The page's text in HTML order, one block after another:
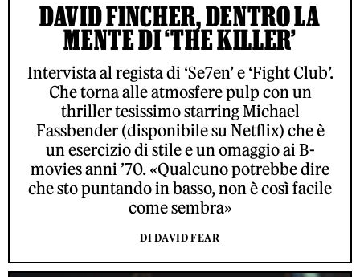
DAVID FINCHER, DENTRO LA
MENTE DI ‘THE KILLER’
Intervista al regista di ‘Se7en’ e ‘Fight Club’.
Che torna alle atmosfere pulp con un
thriller tesissimo starring Michael
Fassbender (disponibile su Netflix) che è
un esercizio di stile e un omaggio ai B-
movies anni ’70. «Qualcuno potrebbe dire
che sto puntando in basso, non è così facile
come sembra»
DI DAVID FEAR